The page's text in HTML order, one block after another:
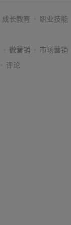
成长教育 职业技能
微营销 市场营销
评论